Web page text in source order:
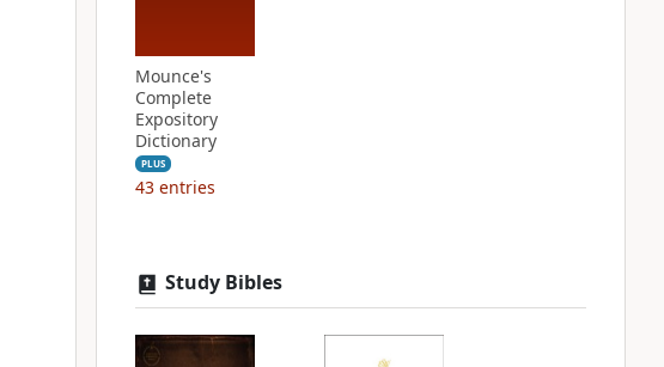
Mounce's
Complete
Expository
Dictionary
PLUS
43 entries
Study Bibles